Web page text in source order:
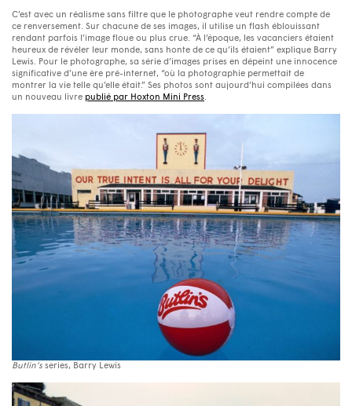
C’est avec un réalisme sans filtre que le photographe veut rendre compte de
ce renversement. Sur chacune de ses images, il utilise un flash éblouissant
rendant parfois l’image floue ou plus crue. “À l’époque, les vacanciers étaient
heureux de révéler leur monde, sans honte de ce qu’ils étaient” explique Barry
Lewis. Pour le photographe, sa série d’images prises en dépeint une innocence
significative d’une ère pré-internet, “où la photographie permettait de
montrer la vie telle qu’elle était.” Ses photos sont aujourd’hui compilées dans
un nouveau livre publié par Hoxton Mini Press.
Butlin’s series, Barry Lewis